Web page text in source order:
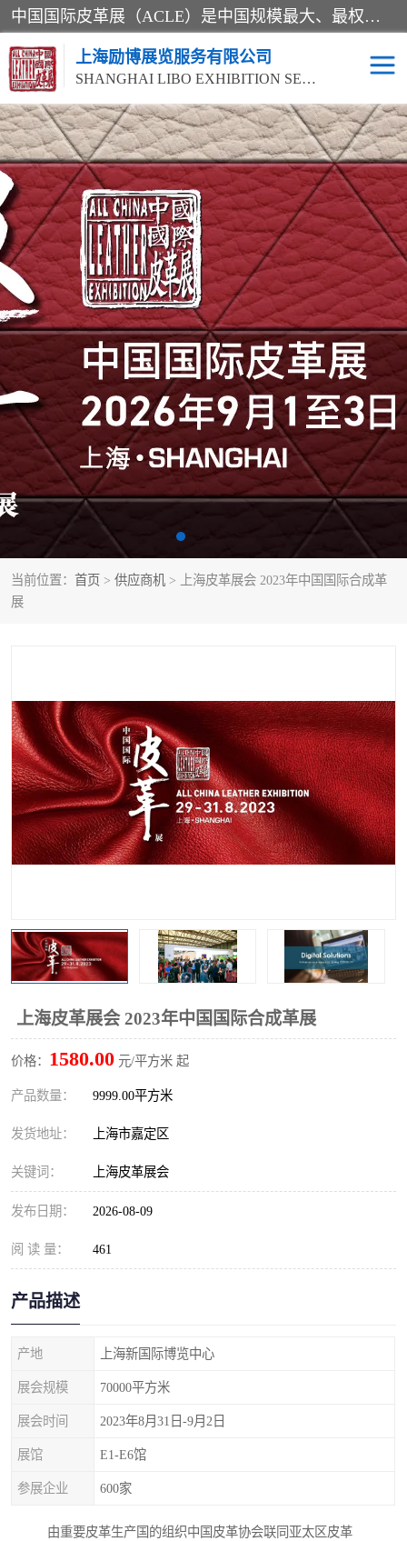
中国国际皮革展（ACLE）是中国规模最大、最权威的国际皮革盛会，自创办以来一直由中国皮革协会（CLIA）和亚太区皮革展有限公司（APLF）共同举办
上海励博展览服务有限公司
SHANGHAI LIBO EXHIBITION SERVICE CO.,LTD
当前位置： 首页 > 供应商机 > 上海皮革展会 2023年中国国际合成革
展
上海皮革展会 2023年中国国际合成革展
价格： 1580.00 元/平方米 起
产品数量： 9999.00平方米
发货地址： 上海市嘉定区
关键词： 上海皮革展会
发布日期： 2026-08-09
阅 读 量： 461
产品描述
产地 上海新国际博览中心
展会规模 70000平方米
展会时间 2023年8月31日-9月2日
展馆 E1-E6馆
参展企业 600家
由重要皮革生产国的组织中国皮革协会联同亚太区皮革
2026中国国际皮革展
ACLE
2026上海皮革机械展
2026上海合成革展会 2026中国国际皮革展
2026中国国际皮革展
ACLE
2026中国国际皮革展